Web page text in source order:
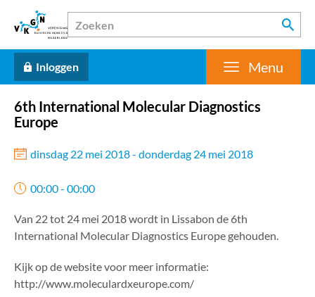
Inloggen Menu
6th International Molecular Diagnostics
Europe
dinsdag 22 mei 2018 - donderdag 24 mei 2018
00:00 - 00:00
Van 22 tot 24 mei 2018 wordt in Lissabon de 6th
International Molecular Diagnostics Europe gehouden.
Kijk op de website voor meer informatie:
http://www.moleculardxeurope.com/